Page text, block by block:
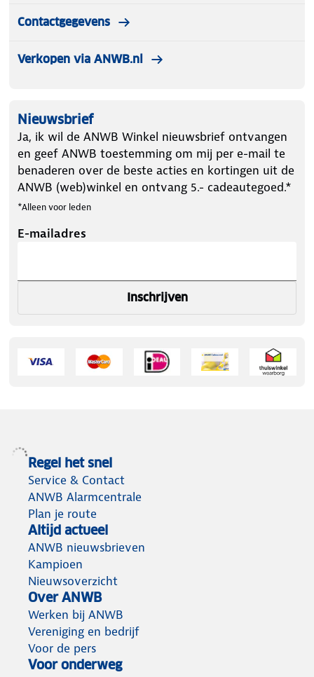
Contactgegevens
Verkopen via ANWB.nl
Nieuwsbrief
Ja, ik wil de ANWB Winkel nieuwsbrief ontvangen
en geef ANWB toestemming om mij per e-mail te
benaderen over de beste acties en kortingen uit de
ANWB (web)winkel en ontvang 5.- cadeautegoed.*
*Alleen voor leden
E-mailadres
Inschrijven
Regel het snel
Service & Contact
ANWB Alarmcentrale
Plan je route
Altijd actueel
ANWB nieuwsbrieven
Kampioen
Nieuwsoverzicht
Over ANWB
Werken bij ANWB
Vereniging en bedrijf
Voor de pers
Voor onderweg